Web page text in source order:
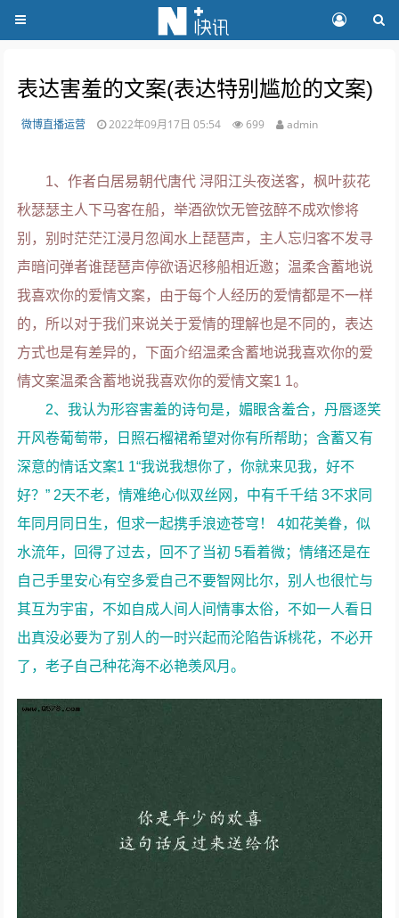
表达害羞的文案(表达特别尴尬的文案)
微博直播运营 2022年09月17日 05:54 699 admin
1、作者白居易朝代唐代 浔阳江头夜送客，枫叶荻花
秋瑟瑟主人下马客在船，举酒欲饮无管弦醉不成欢惨将
别，别时茫茫江浸月忽闻水上琵琶声，主人忘归客不发寻
声暗问弹者谁琵琶声停欲语迟移船相近邀；温柔含蓄地说
我喜欢你的爱情文案，由于每个人经历的爱情都是不一样
的，所以对于我们来说关于爱情的理解也是不同的，表达
方式也是有差异的，下面介绍温柔含蓄地说我喜欢你的爱
情文案温柔含蓄地说我喜欢你的爱情文案1 1。
2、我认为形容害羞的诗句是，媚眼含羞合，丹唇逐笑
开风卷葡萄带，日照石榴裙希望对你有所帮助；含蓄又有
深意的情话文案1 1“我说我想你了，你就来见我，好不
好？” 2天不老，情难绝心似双丝网，中有千千结 3不求同
年同月同日生，但求一起携手浪迹苍穹！ 4如花美眷，似
水流年，回得了过去，回不了当初 5看着微；情绪还是在
自己手里安心有空多爱自己不要智网比尔，别人也很忙与
其互为宇宙，不如自成人间人间情事太俗，不如一人看日
出真没必要为了别人的一时兴起而沦陷告诉桃花，不必开
了，老子自己种花海不必艳羡风月。